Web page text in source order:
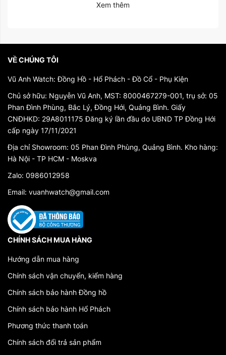
Xem thêm
VỀ CHÚNG TÔI
Vũ Anh Watch: Đồng Hồ - Hổ Phách - Đồ Cổ - Phụ Kiện
Chủ sở hữu: Nguyễn Vũ Anh, MST: 8000467279-001, trụ sở: 05
Phan Đình Phùng, Bắc Lý, Đồng Hới, Quảng Bình. Giấy
CNĐHKD: 29A8011175 Đăng ký lần đầu do UBND TP Đồng Hới
cấp ngày 17/11/2021
Địa chỉ Showroom: 05 Phan Đình Phùng, Quảng Bình. Kho hàng:
Hà Nội - TP HCM - Moskva
Zalo: 0986012958
Email: vuanhwatch@gmail.com
CHÍNH SÁCH MUA HÀNG
Hướng dẫn mua hàng
Chính sách vận chuyển, kiểm hàng
Chính sách bảo hành Đồng hồ
Chính sách bảo hành Hổ Phách
Phương thức thanh toán
Chính sách đổi trả sản phẩm